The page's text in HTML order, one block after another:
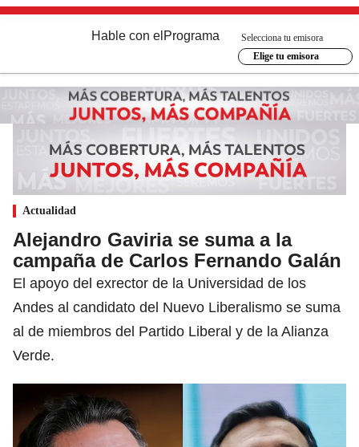
Hable con el Programa
Selecciona tu emisora
Elige tu emisora
Actualidad
Alejandro Gaviria se suma a la
campaña de Carlos Fernando Galán
El apoyo del exrector de la Universidad de los
Andes al candidato del Nuevo Liberalismo se suma
al de miembros del Partido Liberal y de la Alianza
Verde.